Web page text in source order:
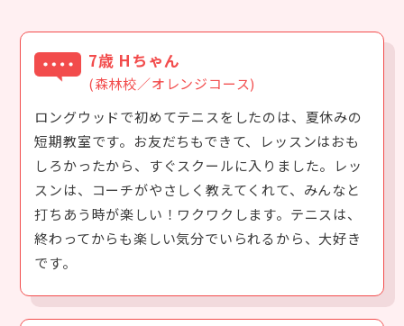
7歳 Hちゃん
(森林校／オレンジコース)
ロングウッドで初めてテニスをしたのは、夏休みの
短期教室です。お友だちもできて、レッスンはおも
しろかったから、すぐスクールに入りました。レッ
スンは、コーチがやさしく教えてくれて、みんなと
打ちあう時が楽しい！ワクワクします。テニスは、
終わってからも楽しい気分でいられるから、大好き
です。